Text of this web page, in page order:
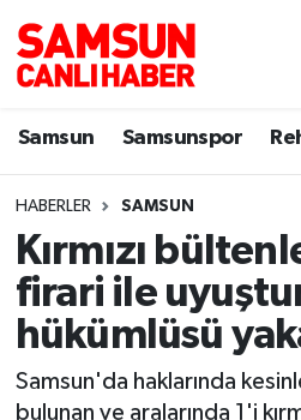
Samsun Samsunspor
HABERLER SAMSUN
Kırmızı
firari ile
hükümlüsü
Samsun'da haklarında
bulunan ve aralarında 1'i
Samsun
Sokak Röportajları
Genel
Dünya
Samsun Nöbetçi
Samsun Hava Durumu
Samsun Namaz Vakitleri
Samsun Trafik Yoğunluk
Süper Lig Puan Durumu